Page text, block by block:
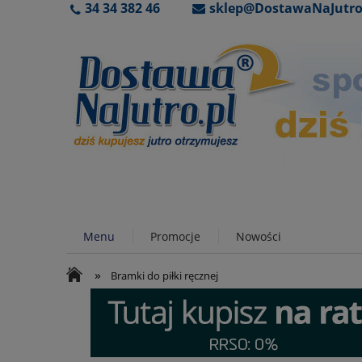
34 34 382 46
Menu Promocje Nowości
» Bramki do piłki ręcznej